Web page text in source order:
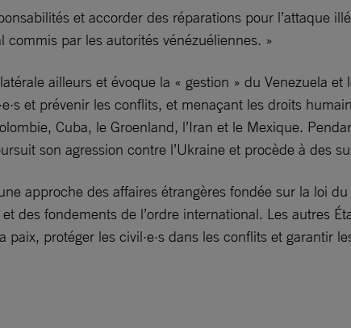
et accorder des réparations pour l’attaque
par les autorités vénézuéliennes. »
ailleurs et évoque la « gestion » du Venezuela
et prévenir les conflits, et menaçant les droits
Cuba, le Groenland, l’Iran et le Mexique.
son agression contre l’Ukraine et procède à des
approche des affaires étrangères fondée sur la loi
des fondements de l’ordre international. Les autres
protéger les civil·e·s dans les conflits et garantir